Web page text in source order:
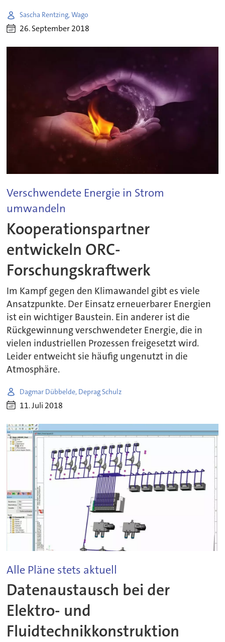
Sascha Rentzing, Wago
26. September 2018
Verschwendete Energie in Strom
umwandeln
Kooperationspartner
entwickeln ORC-
Forschungskraftwerk
Im Kampf gegen den Klimawandel gibt es viele
Ansatzpunkte. Der Einsatz erneuerbarer Energien
ist ein wichtiger Baustein. Ein anderer ist die
Rückgewinnung verschwendeter Energie, die in
vielen industriellen Prozessen freigesetzt wird.
Leider entweicht sie häufig ungenutzt in die
Atmosphäre.
Dagmar Dübbelde, Deprag Schulz
11. Juli 2018
Alle Pläne stets aktuell
Datenaustausch bei der
Elektro- und
Fluidtechnikkonstruktion